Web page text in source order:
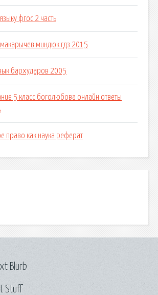
фгос 2 часть
миндюк гдз 2015
бархударов 2005
5 класс боголюбова онлайн ответы
право как наука реферат
Stuff
Blurb